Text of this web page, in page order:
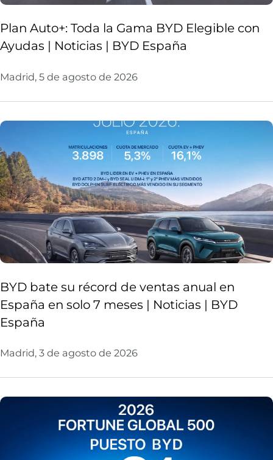
Plan Auto+: Toda la Gama BYD Elegible con
Ayudas | Noticias | BYD España
Madrid, 5 de agosto de 2026
BYD bate su récord de ventas anual en
España en solo 7 meses | Noticias | BYD
España
Madrid, 3 de agosto de 2026